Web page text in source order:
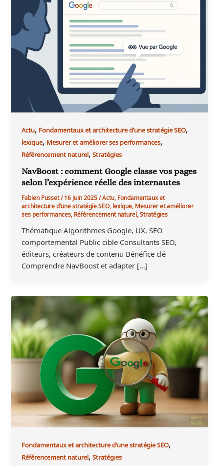
Actu, Fondamentaux et architecture d’une stratégie SEO,
lexique, Mesurer et améliorer ses performances,
Référencement naturel,Stratégies
NavBoost : comment Google classe vos pages
selon l’expérience réelle des internautes
Fabien Pusset/16 juin 2025/Actu,Fondamentaux et
architecture d’une stratégie SEO,lexique,Mesurer et améliorer
ses performances,Référencement naturel,Stratégies
Thématique Algorithmes Google, UX, SEO
comportemental Public cible Consultants SEO,
éditeurs, créateurs de contenu Bénéfice clé
Comprendre NavBoost et adapter […]
Fondamentaux et architecture d’une stratégie SEO,
Référencement naturel,Stratégies